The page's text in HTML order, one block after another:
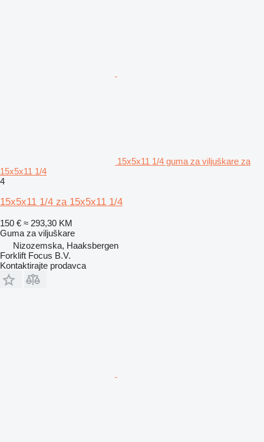
15x5x11 1/4 guma za viljuškare za
15x5x11 1/4
4
15x5x11 1/4 za 15x5x11 1/4
150 € ≈ 293,30 KM
Guma za viljuškare
Nizozemska, Haaksbergen
Forklift Focus B.V.
Kontaktirajte prodavca